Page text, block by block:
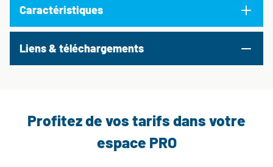
Caractéristiques
Liens & téléchargements
Profitez de vos tarifs dans votre
espace PRO